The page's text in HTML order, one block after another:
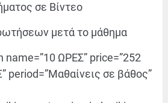
σε Βίντεο
μετά το μάθημα
name=”10 ΩΡΕΣ” price=”252
period=”Μαθαίνεις σε βάθος”